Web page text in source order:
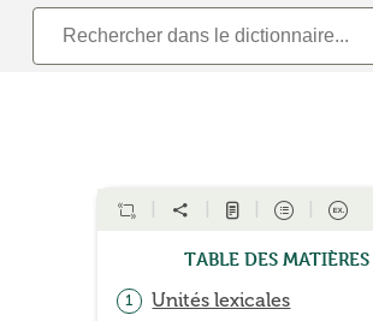
Table des matières
1 Unités lexicales